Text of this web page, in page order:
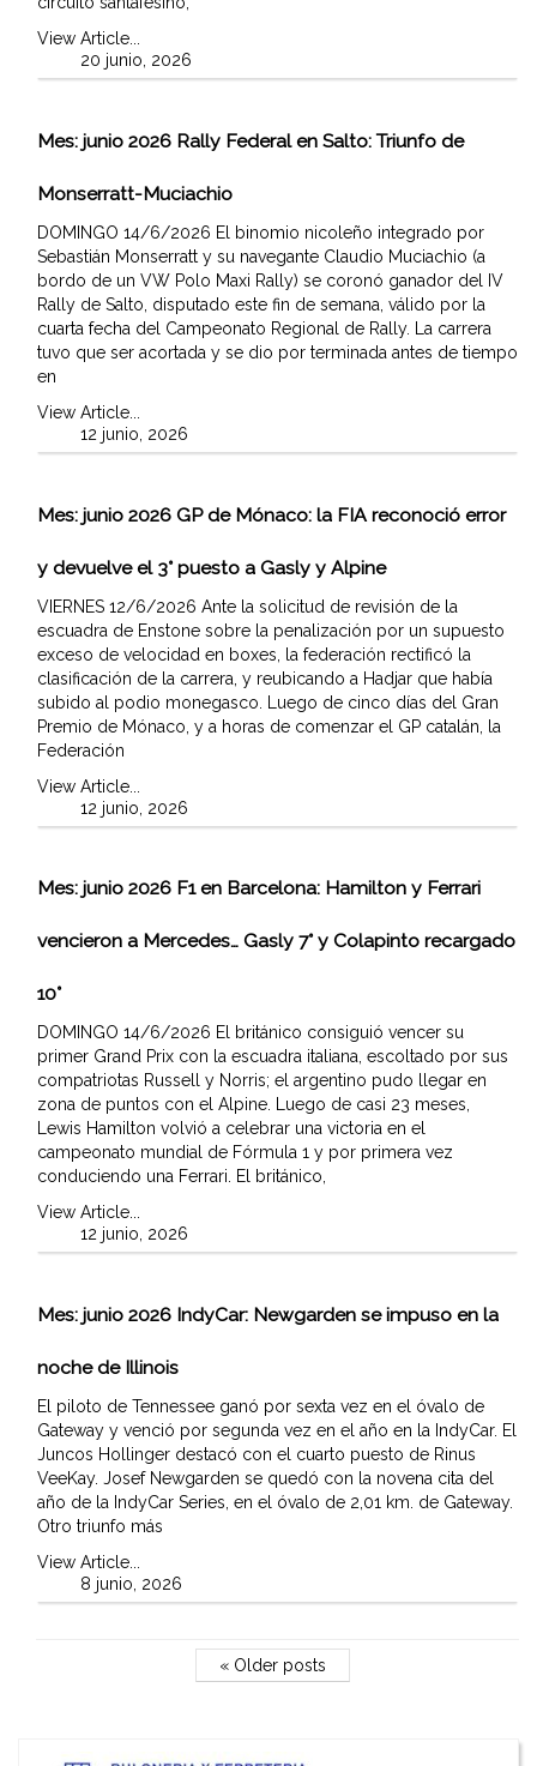
View Article...
20 junio, 2026
Mes: junio 2026 Rally Federal en Salto: Triunfo de
Monserratt-Muciachio
DOMINGO 14/6/2026 El binomio nicoleño integrado por
Sebastián Monserratt y su navegante Claudio Muciachio (a
bordo de un VW Polo Maxi Rally) se coronó ganador del IV
Rally de Salto, disputado este fin de semana, válido por la
cuarta fecha del Campeonato Regional de Rally. La carrera
tuvo que ser acortada y se dio por terminada antes de tiempo
en
View Article...
12 junio, 2026
Mes: junio 2026 GP de Mónaco: la FIA reconoció error
y devuelve el 3° puesto a Gasly y Alpine
VIERNES 12/6/2026 Ante la solicitud de revisión de la
escuadra de Enstone sobre la penalización por un supuesto
exceso de velocidad en boxes, la federación rectificó la
clasificación de la carrera, y reubicando a Hadjar que había
subido al podio monegasco. Luego de cinco días del Gran
Premio de Mónaco, y a horas de comenzar el GP catalán, la
Federación
View Article...
12 junio, 2026
Mes: junio 2026 F1 en Barcelona: Hamilton y Ferrari
vencieron a Mercedes… Gasly 7° y Colapinto recargado
10°
DOMINGO 14/6/2026 El británico consiguió vencer su
primer Grand Prix con la escuadra italiana, escoltado por sus
compatriotas Russell y Norris; el argentino pudo llegar en
zona de puntos con el Alpine. Luego de casi 23 meses,
Lewis Hamilton volvió a celebrar una victoria en el
campeonato mundial de Fórmula 1 y por primera vez
conduciendo una Ferrari. El británico,
View Article...
12 junio, 2026
Mes: junio 2026 IndyCar: Newgarden se impuso en la
noche de Illinois
El piloto de Tennessee ganó por sexta vez en el óvalo de
Gateway y venció por segunda vez en el año en la IndyCar. El
Juncos Hollinger destacó con el cuarto puesto de Rinus
VeeKay. Josef Newgarden se quedó con la novena cita del
año de la IndyCar Series, en el óvalo de 2,01 km. de Gateway.
Otro triunfo más
View Article...
8 junio, 2026
« Older posts